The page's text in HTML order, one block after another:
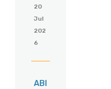
20
Jul
202
6
ABI